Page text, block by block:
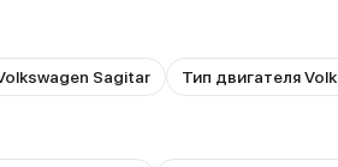
Sagitar Тип двигателя